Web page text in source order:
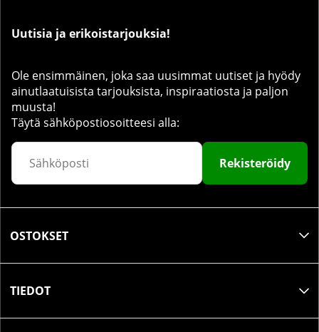
Uutisia ja erikoistarjouksia!
Ole ensimmäinen, joka saa uusimmat uutiset ja hyödy
ainutlaatuisista tarjouksista, inspiraatiosta ja paljon
muusta!
Täytä sähköpostiosoitteesi alla:
Rekisteröidy
OSTOKSET
TIEDOT